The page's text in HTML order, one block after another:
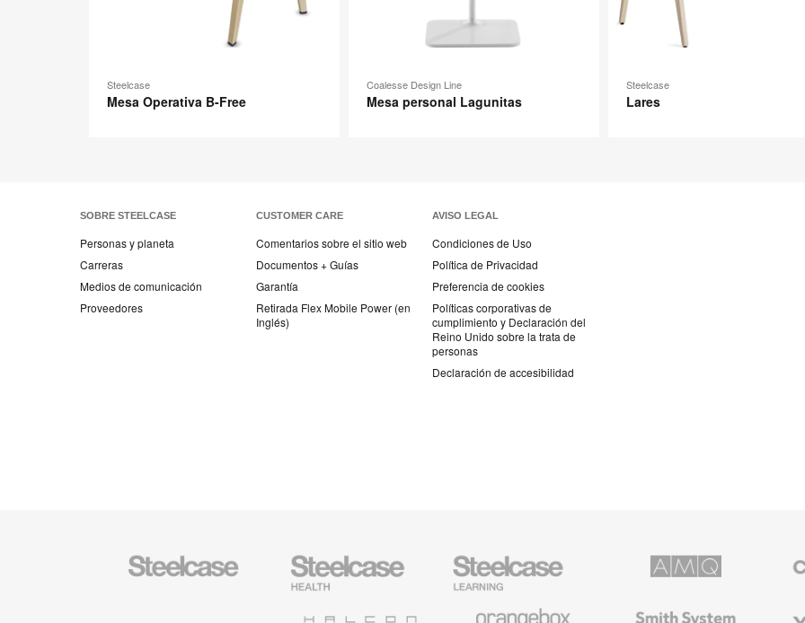
Steelcase
Mesa Operativa B-Free
Coalesse Design Line
Mesa personal Lagunitas
Steelcase
Lares
SOBRE STEELCASE
Personas y planeta
Carreras
Medios de comunicación
Proveedores
CUSTOMER CARE
Comentarios sobre el sitio web
Documentos + Guías
Garantía
Retirada Flex Mobile Power (en
Inglés)
AVISO LEGAL
Condiciones de Uso
Política de Privacidad
Preferencia de cookies
Políticas corporativas de
cumplimiento y Declaración del
Reino Unido sobre la trata de
personas
Declaración de accesibilidad
Mobiliario
Steelcase
Mobiliario
para
sanidad
Mobiliario
para
educación
Steelcase
System